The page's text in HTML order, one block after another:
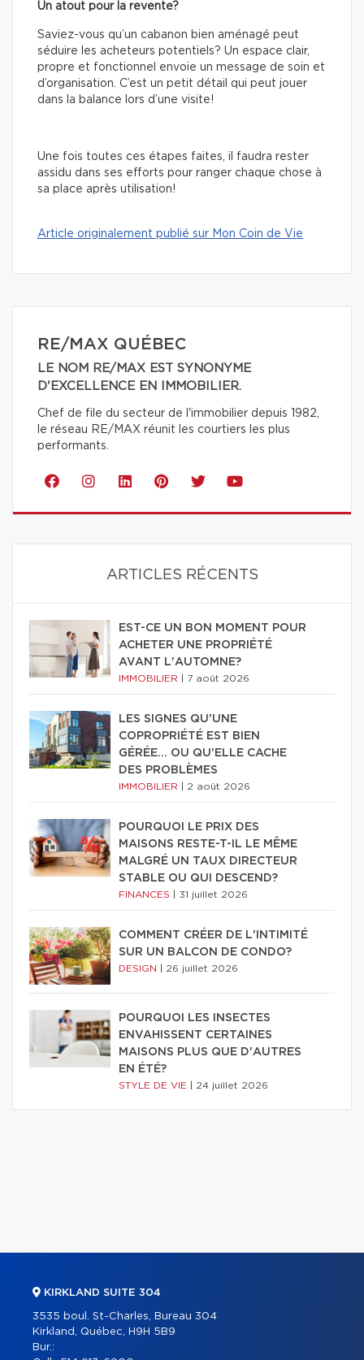
Un atout pour la revente?
Saviez-vous qu’un cabanon bien aménagé peut
séduire les acheteurs potentiels? Un espace clair,
propre et fonctionnel envoie un message de soin et
d’organisation. C’est un petit détail qui peut jouer
dans la balance lors d’une visite!
Une fois toutes ces étapes faites, il faudra rester
assidu dans ses efforts pour ranger chaque chose à
sa place après utilisation!
Article originalement publié sur Mon Coin de Vie
RE/MAX QUÉBEC
LE NOM RE/MAX EST SYNONYME
D'EXCELLENCE EN IMMOBILIER.
Chef de file du secteur de l'immobilier depuis 1982,
le réseau RE/MAX réunit les courtiers les plus
performants.
ARTICLES RÉCENTS
EST-CE UN BON MOMENT POUR
ACHETER UNE PROPRIÉTÉ
AVANT L'AUTOMNE?
IMMOBILIER 7 août 2026
LES SIGNES QU'UNE
COPROPRIÉTÉ EST BIEN
GÉRÉE… OU QU'ELLE CACHE
DES PROBLÈMES
IMMOBILIER 2 août 2026
POURQUOI LE PRIX DES
MAISONS RESTE-T-IL LE MÊME
MALGRÉ UN TAUX DIRECTEUR
STABLE OU QUI DESCEND?
FINANCES 31 juillet 2026
COMMENT CRÉER DE L'INTIMITÉ
SUR UN BALCON DE CONDO?
DESIGN 26 juillet 2026
POURQUOI LES INSECTES
ENVAHISSENT CERTAINES
MAISONS PLUS QUE D'AUTRES
EN ÉTÉ?
STYLE DE VIE 24 juillet 2026
KIRKLAND SUITE 304
3535 boul. St-Charles, Bureau 304
Kirkland, Québec, H9H 5B9
Bur.: